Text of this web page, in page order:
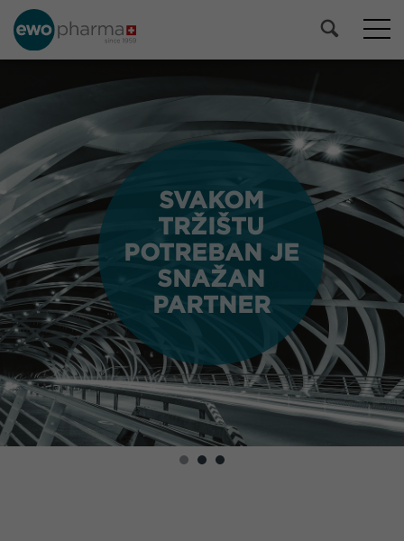
SVAKOM
TRŽIŠTU
POTREBAN JE
SNAŽAN
PARTNER
SVAKOM
TRŽIŠTU
POTREBAN JE
SNAŽAN
PARTNER